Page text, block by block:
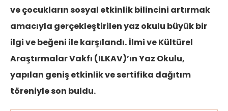
ve çocukların sosyal etkinlik bilincini artırmak
amacıyla gerçekleştirilen yaz okulu büyük bir
ilgi ve beğeni ile karşılandı. İlmi ve Kültürel
Araştırmalar Vakfı (ILKAV)’ın Yaz Okulu,
yapılan geniş etkinlik ve sertifika dağıtım
töreniyle son buldu.